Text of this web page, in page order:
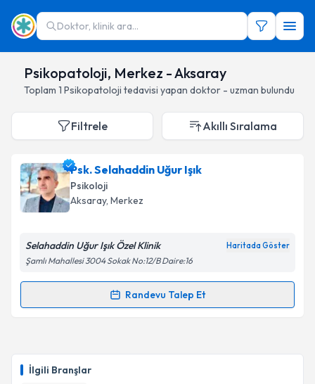
Doktor, klinik ara...
Psikopatoloji, Merkez - Aksaray
Toplam 1 Psikopatoloji tedavisi yapan doktor - uzman bulundu
İlgili Branşlar
Filtrele Akıllı Sıralama
Psk. Selahaddin Uğur Işık
Psikoloji
Aksaray, Merkez
Selahaddin Uğur Işık Özel Klinik Haritada Göster
Şamlı Mahallesi 3004 Sokak No:12/B Daire:16
Randevu Talep Et
Randevu Takvimi Talebi
takvim hazırlandığında e-posta ile bilgilendireceğiz.